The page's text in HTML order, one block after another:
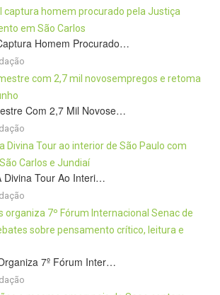
Homem Procurado…
Com 2,7 Mil Novose…
Divina Tour Ao Interi…
7º Fórum Inter…